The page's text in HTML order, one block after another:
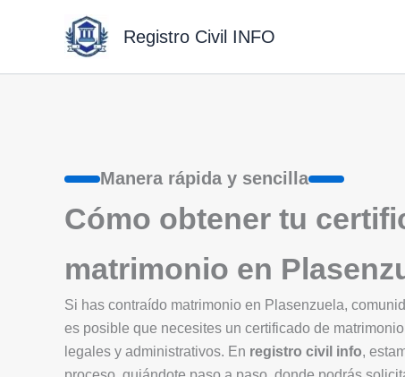
Registro Civil INFO
Manera rápida y sencilla
Cómo obtener tu
matrimonio en
Si has contraído matrimonio en Plasenzuela,
es posible que necesites un certificado de
legales y administrativos. En registro civil info,